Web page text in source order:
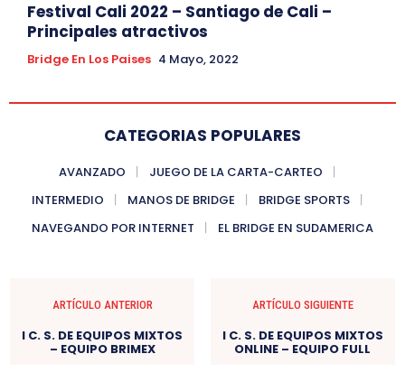
Festival Cali 2022 – Santiago de Cali –
Principales atractivos
Bridge En Los Paises 4 Mayo, 2022
CATEGORIAS POPULARES
AVANZADO
JUEGO DE LA CARTA-CARTEO
INTERMEDIO
MANOS DE BRIDGE
BRIDGE SPORTS
NAVEGANDO POR INTERNET
EL BRIDGE EN SUDAMERICA
ARTÍCULO ANTERIOR
I C. S. DE EQUIPOS MIXTOS
– EQUIPO BRIMEX
ARTÍCULO SIGUIENTE
I C. S. DE EQUIPOS MIXTOS
ONLINE – EQUIPO FULL